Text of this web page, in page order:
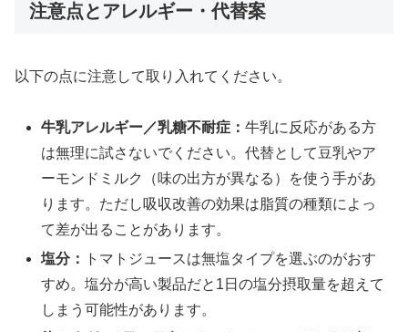
注意点とアレルギー・代替案
以下の点に注意して取り入れてください。
牛乳アレルギー／乳糖不耐症：牛乳に反応がある方
は無理に試さないでください。代替として豆乳やア
ーモンドミルク（味の出方が異なる）を使う手があ
ります。ただし吸収改善の効果は脂質の種類によっ
て差が出ることがあります。
塩分：
トマトジュースは無塩タイプを選ぶのがおす
すめ。塩分が高い製品だと1日の塩分摂取量を超えて
しまう可能性があります。